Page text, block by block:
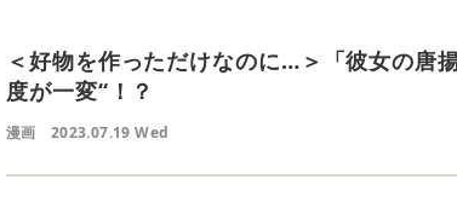
＜好物を作っただけなのに…＞「彼女の唐
度が一変“！？
漫画 2023.07.19 Wed